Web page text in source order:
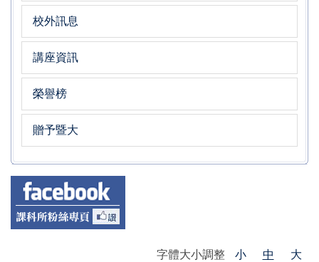
校外訊息
講座資訊
榮譽榜
贈予暨大
字體大小調整 小 中 大